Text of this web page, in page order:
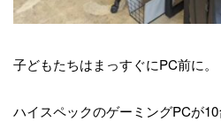
子どもたちはまっすぐにPC前に。
ハイスペックのゲーミングPCが10